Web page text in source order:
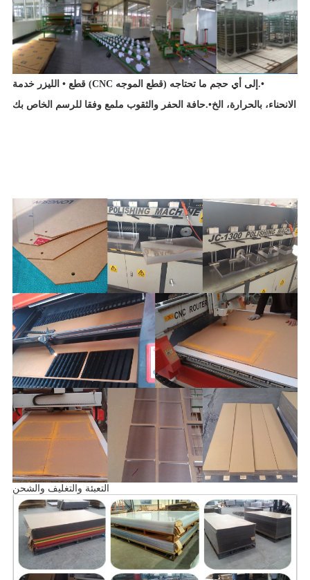
خدمة قطع • الليزر (CNC قطع الموجه) إلى أي حجم ما تحتاجه.•
حافة الحفر والثقوب ملمع وفقا للرسم الخاص بك.•الانحناء، بالحرارة، الخ
التعبئة والتغليف والشحن